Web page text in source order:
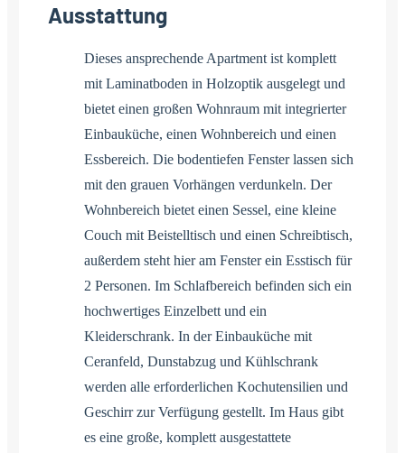
Ausstattung
Dieses ansprechende Apartment ist komplett
mit Laminatboden in Holzoptik ausgelegt und
bietet einen großen Wohnraum mit integrierter
Einbauküche, einen Wohnbereich und einen
Essbereich. Die bodentiefen Fenster lassen sich
mit den grauen Vorhängen verdunkeln. Der
Wohnbereich bietet einen Sessel, eine kleine
Couch mit Beistelltisch und einen Schreibtisch,
außerdem steht hier am Fenster ein Esstisch für
2 Personen. Im Schlafbereich befinden sich ein
hochwertiges Einzelbett und ein
Kleiderschrank. In der Einbauküche mit
Ceranfeld, Dunstabzug und Kühlschrank
werden alle erforderlichen Kochutensilien und
Geschirr zur Verfügung gestellt. Im Haus gibt
es eine große, komplett ausgestattete